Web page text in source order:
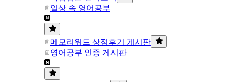
일상 속 영어공부
메모리워드 상점후기 게시판
영어공부 인증 게시판